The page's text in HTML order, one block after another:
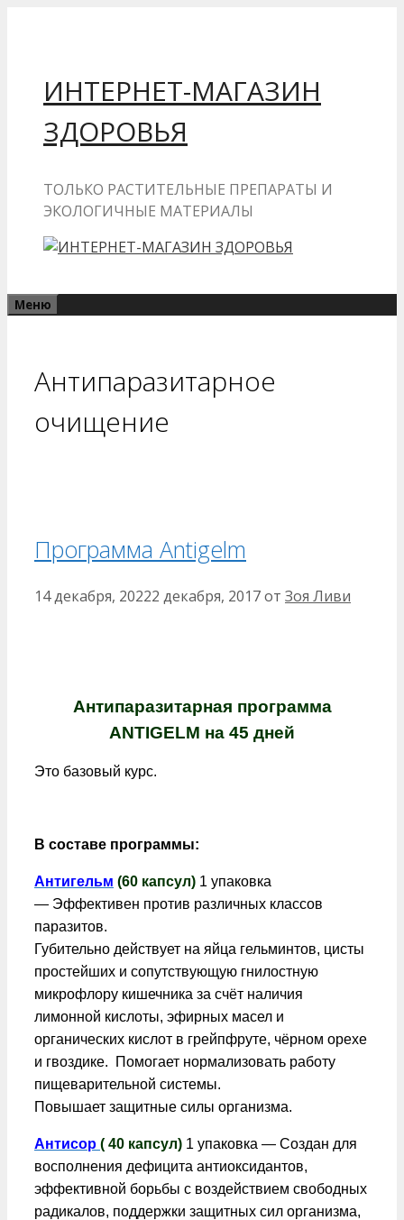
ИНТЕРНЕТ-МАГАЗИН
ЗДОРОВЬЯ
ТОЛЬКО РАСТИТЕЛЬНЫЕ ПРЕПАРАТЫ И
ЭКОЛОГИЧНЫЕ МАТЕРИАЛЫ
Меню
Антипаразитарное
очищение
Программа Antigelm
14 декабря, 20222 декабря, 2017от Зоя Ливи
Антипаразитарная программа
ANTIGELM на 45 дней
Это базовый курс.
В составе программы:
Антигельм (60 капсул) 1 упаковка
— Эффективен против различных классов
паразитов.
Губительно действует на яйца гельминтов, цисты
простейших и сопутствующую гнилостную
микрофлору кишечника за счёт наличия
лимонной кислоты, эфирных масел и
органических кислот в грейпфруте, чёрном орехе
и гвоздике. Помогает нормализовать работу
пищеварительной системы.
Повышает защитные силы организма.
Антисор ( 40 капсул) 1 упаковка — Создан для
восполнения дефицита антиоксидантов,
эффективной борьбы с воздействием свободных
радикалов, поддержки защитных сил организма,